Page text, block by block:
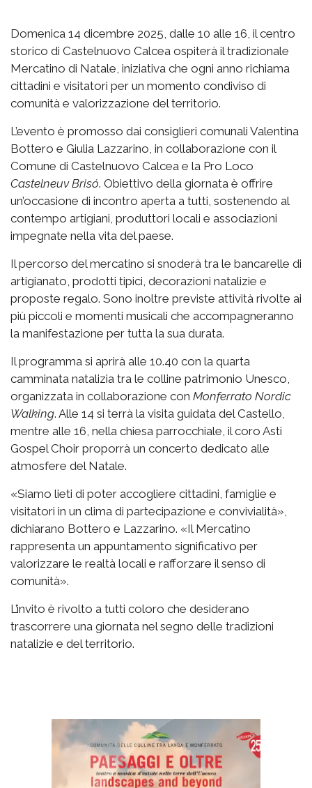
Domenica 14 dicembre 2025, dalle 10 alle 16, il centro
storico di Castelnuovo Calcea ospiterà il tradizionale
Mercatino di Natale, iniziativa che ogni anno richiama
cittadini e visitatori per un momento condiviso di
comunità e valorizzazione del territorio.
L’evento è promosso dai consiglieri comunali Valentina
Bottero e Giulia Lazzarino, in collaborazione con il
Comune di Castelnuovo Calcea e la Pro Loco
Castelneuv Brisó. Obiettivo della giornata è offrire
un’occasione di incontro aperta a tutti, sostenendo al
contempo artigiani, produttori locali e associazioni
impegnate nella vita del paese.
Il percorso del mercatino si snoderà tra le bancarelle di
artigianato, prodotti tipici, decorazioni natalizie e
proposte regalo. Sono inoltre previste attività rivolte ai
più piccoli e momenti musicali che accompagneranno
la manifestazione per tutta la sua durata.
Il programma si aprirà alle 10.40 con la quarta
camminata natalizia tra le colline patrimonio Unesco,
organizzata in collaborazione con Monferrato Nordic
Walking. Alle 14 si terrà la visita guidata del Castello,
mentre alle 16, nella chiesa parrocchiale, il coro Asti
Gospel Choir proporrà un concerto dedicato alle
atmosfere del Natale.
«Siamo lieti di poter accogliere cittadini, famiglie e
visitatori in un clima di partecipazione e convivialità»,
dichiarano Bottero e Lazzarino. «Il Mercatino
rappresenta un appuntamento significativo per
valorizzare le realtà locali e rafforzare il senso di
comunità».
L’invito è rivolto a tutti coloro che desiderano
trascorrere una giornata nel segno delle tradizioni
natalizie e del territorio.